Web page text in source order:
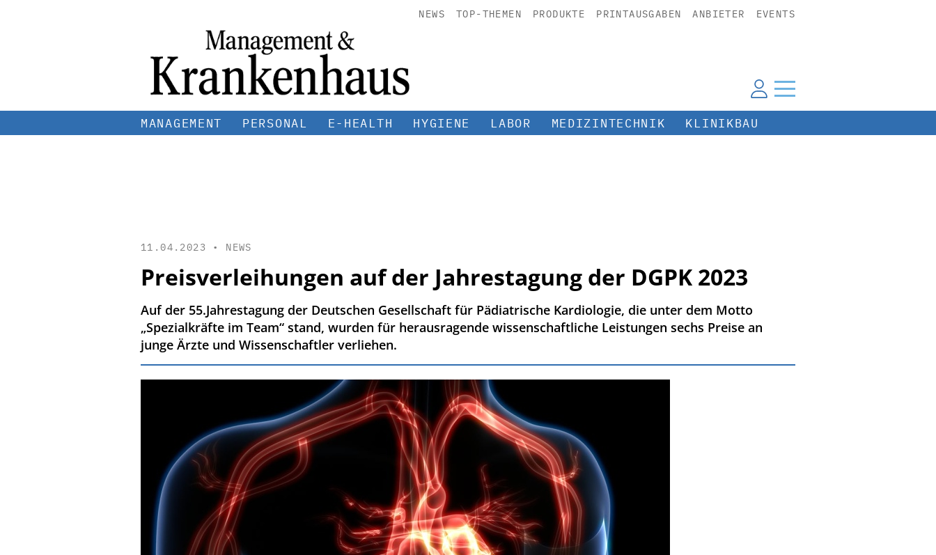
NEWS TOP-THEMEN PRODUKTE PRINTAUSGABEN ANBIETER EVENTS
MANAGEMENT PERSONAL E-HEALTH HYGIENE LABOR MEDIZINTECHNIK KLINIKBAU
11.04.2023 • NEWS
Preisverleihungen auf der Jahrestagung der DGPK 2023
Auf der 55.Jahrestagung der Deutschen Gesellschaft für Pädiatrische Kardiologie, die unter dem Motto
„Spezialkräfte im Team“ stand, wurden für herausragende wissenschaftliche Leistungen sechs Preise an
junge Ärzte und Wissenschaftler verliehen.